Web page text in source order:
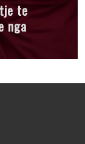
te
nga